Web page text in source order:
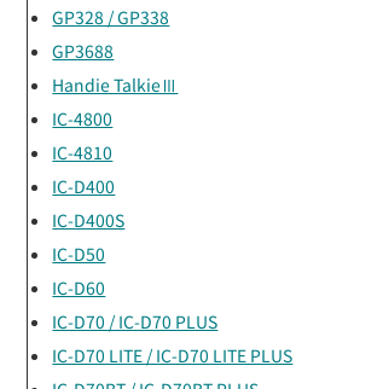
GP328 / GP338
GP3688
Handie TalkieⅢ
IC-4800
IC-4810
IC-D400
IC-D400S
IC-D50
IC-D60
IC-D70 / IC-D70 PLUS
IC-D70 LITE / IC-D70 LITE PLUS